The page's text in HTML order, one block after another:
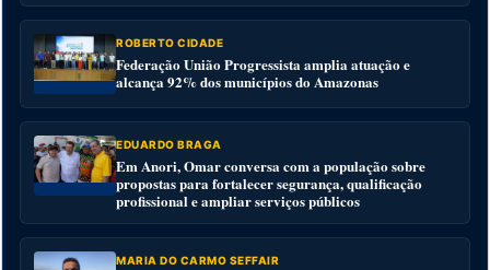
ROBERTO CIDADE
Federação União Progressista amplia atuação e
alcança 92% dos municípios do Amazonas
EDUARDO BRAGA
Em Anori, Omar conversa com a população sobre
propostas para fortalecer segurança, qualificação
profissional e ampliar serviços públicos
MARIA DO CARMO SEFFAIR